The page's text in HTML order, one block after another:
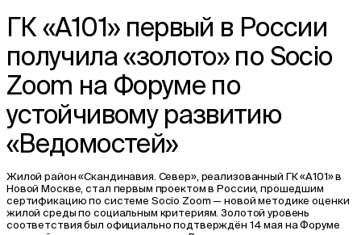
ГК «А101» первый в России
получила «золото» по Socio
Zoom на Форуме по
устойчивому развитию
«Ведомостей»
Жилой район «Скандинавия. Север», реализованный ГК «А101» в
Новой Москве, стал первым проектом в России, прошедшим
сертификацию по системе Socio Zoom — новой методике оценки
жилой среды по социальным критериям. Золотой уровень
соответствия был официально подтверждён 14 мая на Форуме